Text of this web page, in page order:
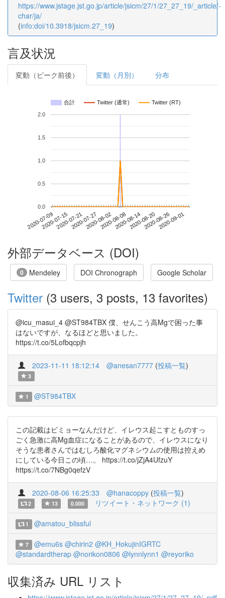
https://www.jstage.jst.go.jp/article/jsicm/27/1/27_27_19/_article/-
char/ja/
(info:doi/10.3918/jsicm.27_19)
言及状況
変動（ピーク前後） 変動（月別） 分布
合計 Twitter (通常) Twitter (RT)
2020-07-092020-07-152020-07-212020-07-272020-08-022020-08-082020-08-142020-08-202020-08-262020-09-01
0.0
0.5
1.0
1.5
2.0
外部データベース (DOI)
0 Mendeley DOI Chronograph Google Scholar
Twitter (3 users, 3 posts, 13 favorites)
@icu_masui_4 @ST984TBX 僕、せんこう高Mgで困った事
はないですが、なるほどと思いました。
https://t.co/5Lofbqcpjh
2023-11-11 18:12:14 @anesan7777 (投稿一覧)
3
1 @ST984TBX
この記載はビミョーなんだけど、イレウス起こすとものすっ
ごく急激に高Mg血症になることがあるので、イレウスになり
そうな患者さんではむしろ酸化マグネシウムの使用は控えめ
にしている今日この頃…。 https://t.co/jZjA4UfzuY
https://t.co/7NBg0qefzV
2020-08-06 16:25:33 @hanacoppy (投稿一覧)
2 13 0.000 リツイート・ネットワーク (1)
1 @amatou_blissful
7 @emu6s @chirin2 @KH_HokujinIGRTC
@standardtherap @norikon0806 @lynnlynn1 @reyoriko
収集済み URL リスト